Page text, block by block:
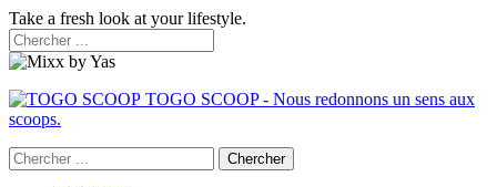
Take a fresh look at your lifestyle.
TOGO SCOOP - Nous redonnons un sens aux
scoops.